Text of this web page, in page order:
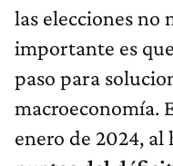
las elecciones no
importante es
paso para
macroeconomía.
enero de 2024, al